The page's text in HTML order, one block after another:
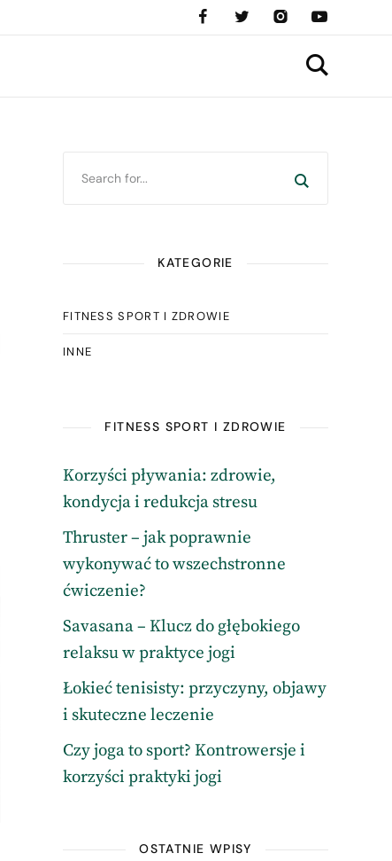
KATEGORIE
FITNESS SPORT I ZDROWIE
INNE
FITNESS SPORT I ZDROWIE
Korzyści pływania: zdrowie,
kondycja i redukcja stresu
Thruster – jak poprawnie
wykonywać to wszechstronne
ćwiczenie?
Savasana – Klucz do głębokiego
relaksu w praktyce jogi
Łokieć tenisisty: przyczyny, objawy
i skuteczne leczenie
Czy joga to sport? Kontrowersje i
korzyści praktyki jogi
OSTATNIE WPISY